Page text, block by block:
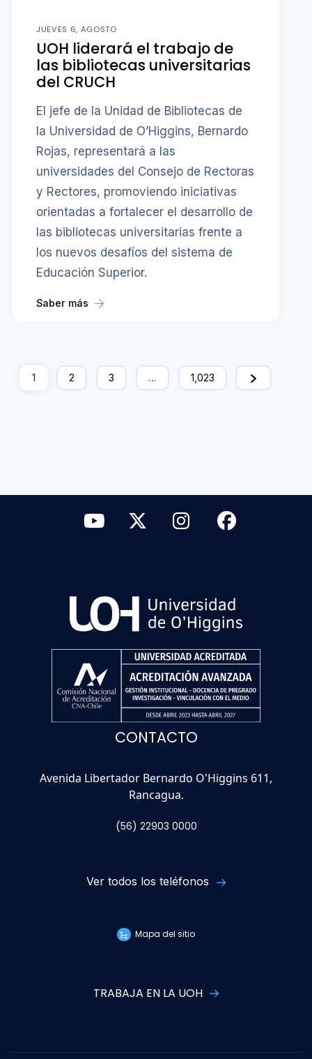
JUEVES 6, AGOSTO
UOH liderará el trabajo de
las bibliotecas universitarias
del CRUCH
El jefe de la Unidad de Bibliotecas de
la Universidad de O’Higgins, Bernardo
Rojas, representará a las
universidades del Consejo de Rectoras
y Rectores, promoviendo iniciativas
orientadas a fortalecer el desarrollo de
las bibliotecas universitarias frente a
los nuevos desafíos del sistema de
Educación Superior.
Saber más
1 2 3 … 1,023
CONTACTO
Avenida Libertador Bernardo O'Higgins 611,
Rancagua.
(56) 22903 0000
Ver todos los teléfonos
Mapa del sitio
TRABAJA EN LA UOH